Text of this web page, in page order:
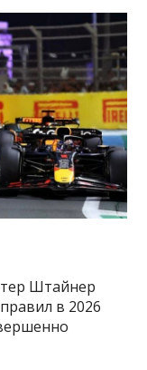
Штайнер
в 2026